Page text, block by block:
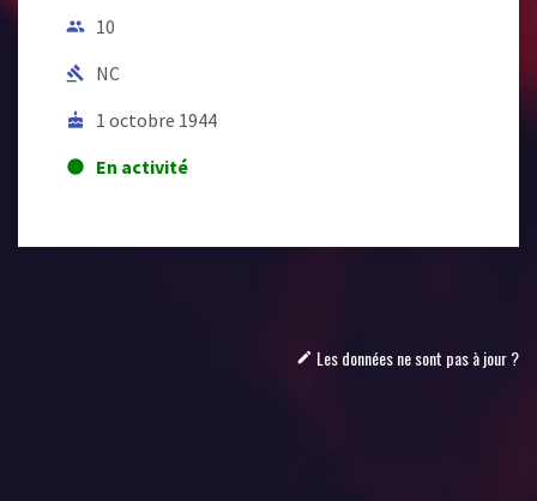
people 10
gavel NC
cake 1 octobre 1944
lens En activité
mode_edit Les données ne sont pas à jour ?